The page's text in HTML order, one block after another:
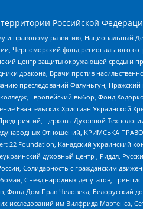
Российской
и правовому развитию, Национальный
Черноморский фонд регионального
центр защиты окружающей среды и
дракона, Врачи против
преследований Фалуньгун, Пражский
Европейский выбор, Фонд
Евангельских Христиан Украинской
Церковь Духовной
Отношений, КРИМСЬКА
Foundation, Канадский украинский
духовный центр , Риддл,
Солидарность с гражданским
Съезд народных депутатов,
Фонд Дом Прав Человека, Белорусский
исследований им Вилфрида Мартенса,